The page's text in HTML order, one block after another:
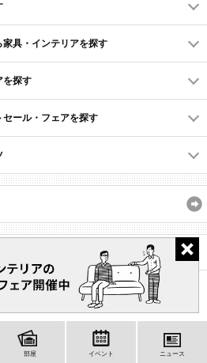
具・インテリアを探す
を探す
ール・フェアを探す
部屋 イベント ニュース
プライバシーポリシー